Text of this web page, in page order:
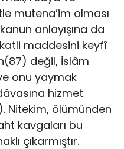
mutena’im olması
anlayışına da
maddesini keyfî
değil, İslâm
onu yaymak
hizmet
Nitekim, ölümünden
kavgaları bu
çıkarmıştır.